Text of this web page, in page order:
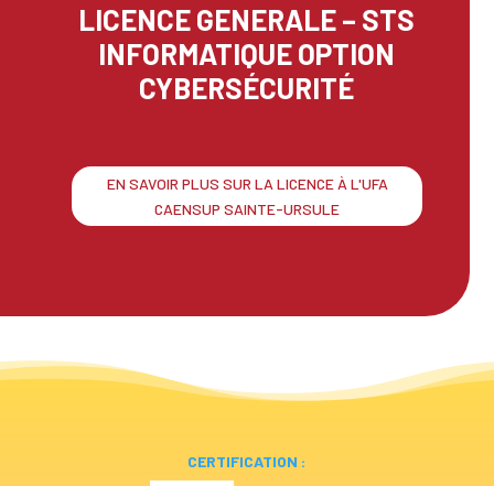
LICENCE GENERALE – STS
INFORMATIQUE OPTION
CYBERSÉCURITÉ
EN SAVOIR PLUS SUR LA LICENCE À L'UFA
CAENSUP SAINTE-URSULE
CERTIFICATION :